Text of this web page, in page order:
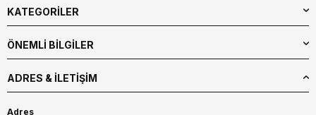
KATEGORİLER
ÖNEMLİ BİLGİLER
ADRES & İLETIŞIM
Adres